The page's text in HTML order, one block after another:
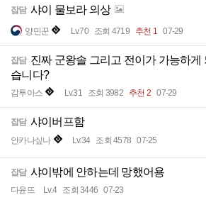
잡담 샤이 물보라 의상
양민꾼 Lv.70 조회 4719 추천 1 07-29
잡담 진짜 군왕솔 그리고 전이가 가능하게
습니다?
감투아스 Lv.31 조회 3982 추천 2 07-29
잡담 샤이버프함
안카나싶나 Lv.34 조회 4578 07-25
잡담 샤이밖에 안하는데 망했어용
다윤뜨 Lv.4 조회 3446 07-23